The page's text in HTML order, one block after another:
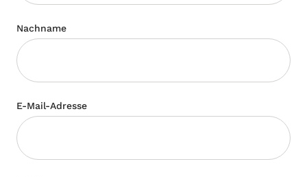
Nachname
E-Mail-Adresse